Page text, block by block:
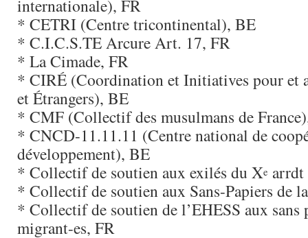
internationale), FR
* CETRI (Centre tricontinental), BE
* C.I.C.S.TE Arcure Art. 17, FR
* La Cimade, FR
* CIRÉ (Coordination et Initiatives pour et
et Étrangers), BE
* CMF (Collectif des musulmans de
* CNCD-11.11.11 (Centre national de
développement), BE
* Collectif de soutien aux exilés du Xe arrdt
* Collectif de soutien aux Sans-Papiers de
* Collectif de soutien de l’EHESS aux sans
migrant-es, FR